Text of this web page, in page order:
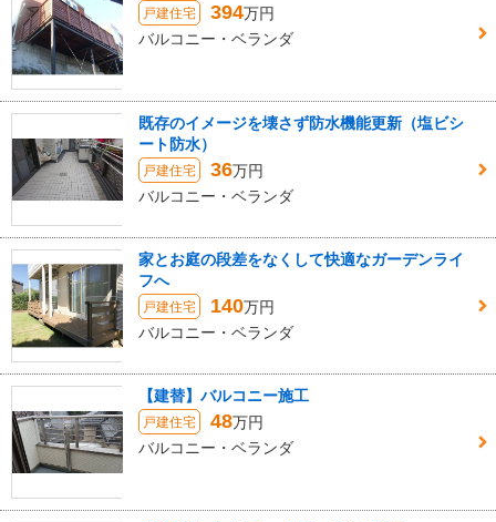
戸建住宅 394万円
バルコニー・ベランダ
既存のイメージを壊さず防水機能更新（塩ビシ
ート防水）
戸建住宅 36万円
バルコニー・ベランダ
家とお庭の段差をなくして快適なガーデンライ
フへ
戸建住宅 140万円
バルコニー・ベランダ
【建替】バルコニー施工
戸建住宅 48万円
バルコニー・ベランダ